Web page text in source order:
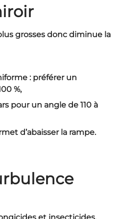
grosses donc diminue la
: préférer un
%,
pour un angle de 110 à
d’abaisser la rampe.